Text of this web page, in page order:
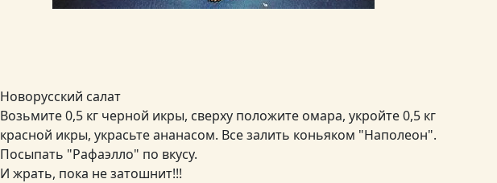
Новорусский салат
Возьмите 0,5 кг черной икры, сверху положите омара, укройте 0,5 кг
красной икры, украсьте ананасом. Все залить коньяком "Наполеон".
Посыпать "Рафаэлло" по вкусу.
И жрать, пока не затошнит!!!